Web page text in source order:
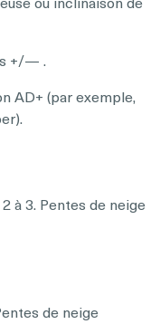
+/— .
AD+ (par exemple,
à 3. Pentes de neige
de neige